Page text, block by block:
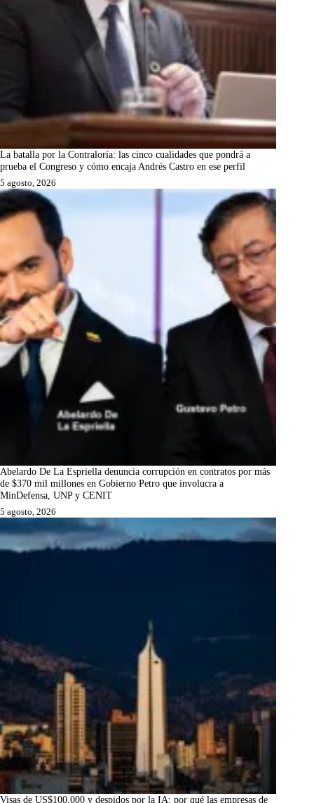
La batalla por la Contraloría: las cinco cualidades que pondrá a
prueba el Congreso y cómo encaja Andrés Castro en ese perfil
5 agosto, 2026
Abelardo De La Espriella denuncia corrupción en contratos por más
de $370 mil millones en Gobierno Petro que involucra a
MinDefensa, UNP y CENIT
5 agosto, 2026
Visas de US$100.000 y despidos por la IA: por qué las empresas de